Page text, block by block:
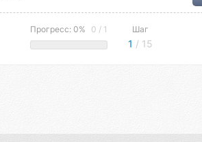
Прогресс: 0% 0 / 1 Шаг
1 / 15